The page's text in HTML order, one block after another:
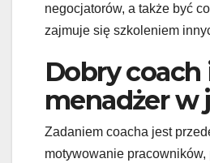
negocjatorów, a także być
zajmuje się szkoleniem
Dobry coach
menadżer w
Zadaniem coacha jest
motywowanie